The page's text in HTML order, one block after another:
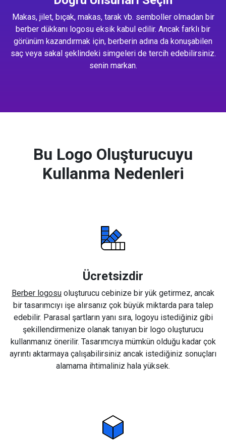
Makas, jilet, bıçak, makas, tarak vb. semboller olmadan bir
berber dükkanı logosu eksik kabul edilir. Ancak farklı bir
görünüm kazandırmak için, berberin adına da konuşabilen
saç veya sakal şeklindeki simgeleri de tercih edebilirsiniz.
senin markan.
Bu Logo Oluşturucuyu
Kullanma Nedenleri
Ücretsizdir
Berber logosu oluşturucu cebinize bir yük getirmez, ancak
bir tasarımcıyı işe alırsanız çok büyük miktarda para talep
edebilir. Parasal şartların yanı sıra, logoyu istediğiniz gibi
şekillendirmenize olanak tanıyan bir logo oluşturucu
kullanmanız önerilir. Tasarımcıya mümkün olduğu kadar çok
ayrıntı aktarmaya çalışabilirsiniz ancak istediğiniz sonuçları
alamama ihtimaliniz hala yüksek.